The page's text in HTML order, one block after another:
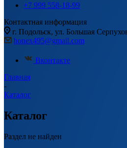
+7 999 558-18-99
Контактная информация
г. Подольск, ул. Большая
honex495@gmail.com
Вконтакте
Главная
-
Каталог
Каталог
Раздел не найден